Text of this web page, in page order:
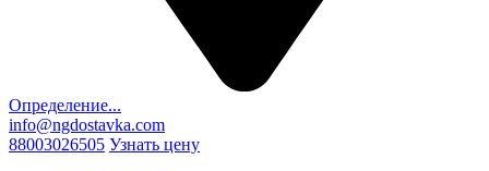
Определение...
info@ngdostavka.com
88003026505 Узнать цену